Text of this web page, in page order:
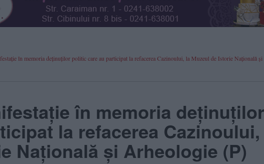
în memoria deținuților politic care au participat la refacerea Cazinoului, la Muzeul de Istorie Națională și
în memoria deținuților
la refacerea Cazinoului,
Națională și Arheologie (P)